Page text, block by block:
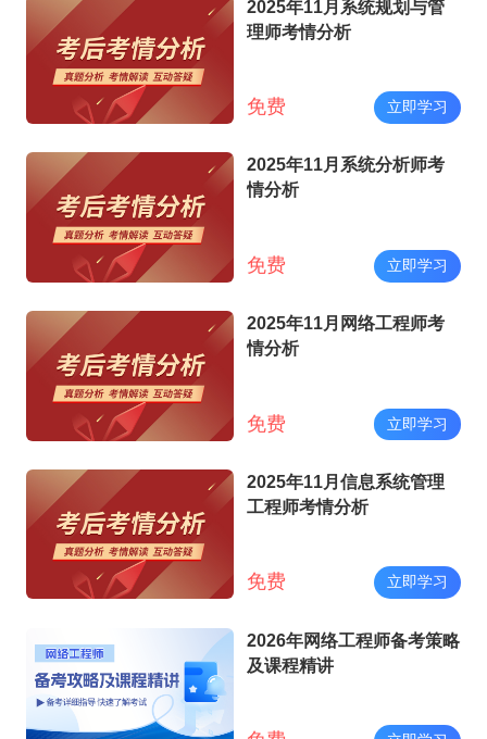
2025年11月系统规划与管
理师考情分析
免费 立即学习
2025年11月系统分析师考
情分析
免费 立即学习
2025年11月网络工程师考
情分析
免费 立即学习
2025年11月信息系统管理
工程师考情分析
免费 立即学习
2026年网络工程师备考策略
及课程精讲